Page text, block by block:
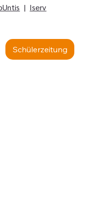
| Iserv
Schülerzeitung